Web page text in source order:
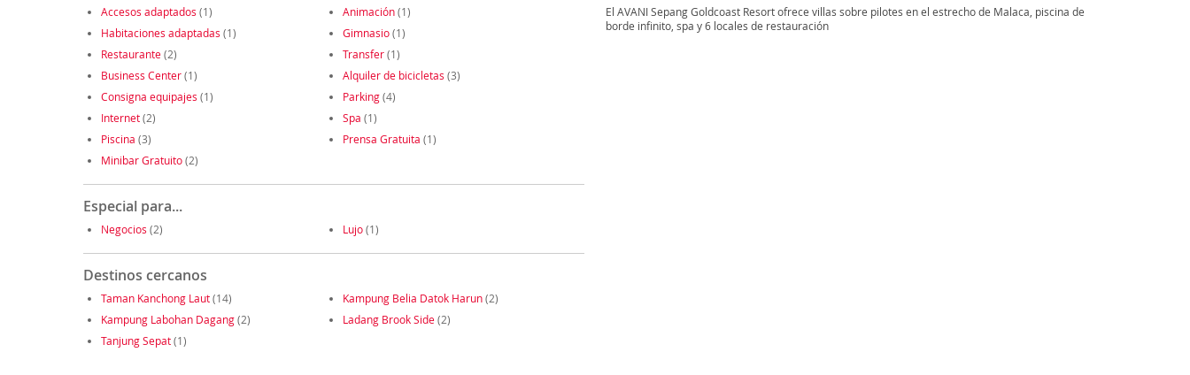
Accesos adaptados (1) Animación(1)
Habitaciones adaptadas (1) Gimnasio(1)
Restaurante(2) Transfer(1)
Business Center(1) Alquiler de bicicletas (3)
Consigna equipajes (1) Parking(4)
Internet(2) Spa (1)
Piscina (3) Prensa Gratuita (1)
Minibar Gratuito(2)
Especial para...
Negocios (2) Lujo(1)
Destinos cercanos
Taman Kanchong Laut(14) Kampung Belia Datok Harun(2)
Kampung Labohan Dagang(2) Ladang Brook Side(2)
Tanjung Sepat(1)
El AVANI Sepang Goldcoast Resort ofrece villas sobre pilotes en el estrecho de Malaca, piscina de
borde infinito, spa y 6 locales de restauración